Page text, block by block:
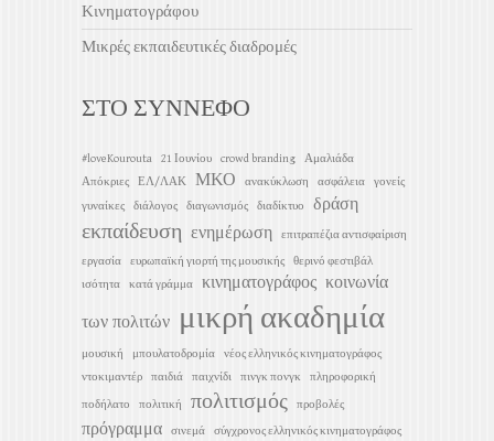
Κινηματογράφου
Μικρές εκπαιδευτικές διαδρομές
ΣΤΟ ΣΥΝΝΕΦΟ
#loveKourouta 21 Ιουνίου crowd branding
Αμαλιάδα
Απόκριες
ΕΛ/ΛΑΚ ΜΚΟ ανακύκλωση ασφάλεια
γονείς
γυναίκες
διάλογος διαγωνισμός διαδίκτυο δράση
εκπαίδευση ενημέρωση
επιτραπέζια αντισφαίριση
εργασία
ευρωπαϊκή γιορτή της μουσικής
θερινό φεστιβάλ
ισότητα
κατά γράμμα κινηματογράφος κοινωνία
των πολιτών μικρή ακαδημία
μουσική μπουλατοδρομία
νέος ελληνικός κινηματογράφος
ντοκιμαντέρ
παιδιά παιχνίδι πινγκ πονγκ πληροφορική
ποδήλατο πολιτική πολιτισμός προβολές
πρόγραμμα σινεμά σύγχρονος ελληνικός κινηματογράφος